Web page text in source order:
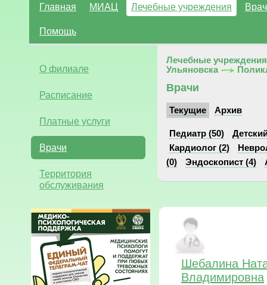
Главная МИАЦ Лечебные учреждения
Помощь
О филиале
Расписание
Платные услуги
Врачи
Территория
обслуживания
Лечебные учреждения
Ульяновска
Врачи
Текущие Архив
Педиатр (50)
Кардиолог (2)
(0)
Эндоскопист (4)
Шебалина
Владимировна